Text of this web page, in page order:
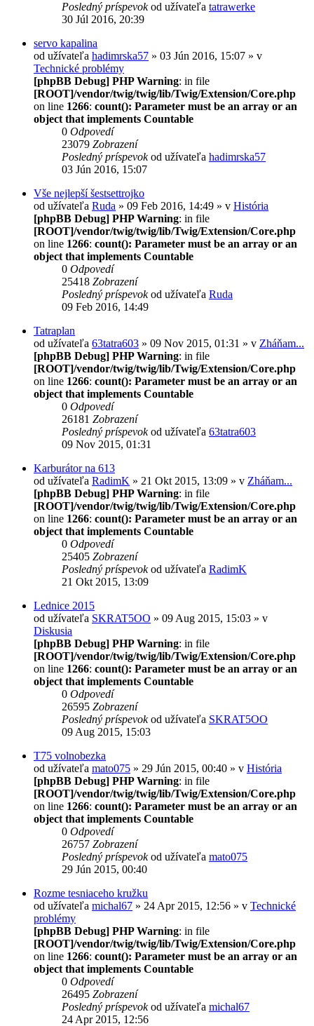
Posledný príspevokod užívateľa tatrawerke
30 Júl 2016, 20:39
servo kapalina
od užívateľa hadimrska57 » 03 Jún 2016, 15:07 » v
Technické problémy
[phpBB Debug] PHP Warning: in file
[ROOT]/vendor/twig/twig/lib/Twig/Extension/Core.php
on line 1266: count(): Parameter must be an array or an
object that implements Countable
0 Odpovedí
23079 Zobrazení
Posledný príspevokod užívateľa hadimrska57
03 Jún 2016, 15:07
Vše nejlepší šestsettrojko
od užívateľa Ruda » 09 Feb 2016, 14:49 » v História
[phpBB Debug] PHP Warning: in file
[ROOT]/vendor/twig/twig/lib/Twig/Extension/Core.php
on line 1266: count(): Parameter must be an array or an
object that implements Countable
0 Odpovedí
25418 Zobrazení
Posledný príspevokod užívateľa Ruda
09 Feb 2016, 14:49
Tatraplan
od užívateľa 63tatra603 » 09 Nov 2015, 01:31 » v Zháňam...
[phpBB Debug] PHP Warning: in file
[ROOT]/vendor/twig/twig/lib/Twig/Extension/Core.php
on line 1266: count(): Parameter must be an array or an
object that implements Countable
0 Odpovedí
26181 Zobrazení
Posledný príspevokod užívateľa 63tatra603
09 Nov 2015, 01:31
Karburátor na 613
od užívateľa RadimK » 21 Okt 2015, 13:09 » v Zháňam...
[phpBB Debug] PHP Warning: in file
[ROOT]/vendor/twig/twig/lib/Twig/Extension/Core.php
on line 1266: count(): Parameter must be an array or an
object that implements Countable
0 Odpovedí
25405 Zobrazení
Posledný príspevokod užívateľa RadimK
21 Okt 2015, 13:09
Lednice 2015
od užívateľa SKRAT5OO » 09 Aug 2015, 15:03 » v
Diskusia
[phpBB Debug] PHP Warning: in file
[ROOT]/vendor/twig/twig/lib/Twig/Extension/Core.php
on line 1266: count(): Parameter must be an array or an
object that implements Countable
0 Odpovedí
26595 Zobrazení
Posledný príspevokod užívateľa SKRAT5OO
09 Aug 2015, 15:03
T75 volnobezka
od užívateľa mato075 » 29 Jún 2015, 00:40 » v História
[phpBB Debug] PHP Warning: in file
[ROOT]/vendor/twig/twig/lib/Twig/Extension/Core.php
on line 1266: count(): Parameter must be an array or an
object that implements Countable
0 Odpovedí
26757 Zobrazení
Posledný príspevokod užívateľa mato075
29 Jún 2015, 00:40
Rozme tesniaceho kružku
od užívateľa michal67 » 24 Apr 2015, 12:56 » v Technické
problémy
[phpBB Debug] PHP Warning: in file
[ROOT]/vendor/twig/twig/lib/Twig/Extension/Core.php
on line 1266: count(): Parameter must be an array or an
object that implements Countable
0 Odpovedí
26495 Zobrazení
Posledný príspevokod užívateľa michal67
24 Apr 2015, 12:56